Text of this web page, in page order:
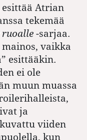
Atrian
tekemää
ruoalle -sarjaa.
vaikka
esittääkin.
ei ole
muun muassa
ja
viiden
kun